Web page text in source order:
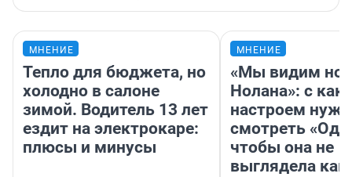
МНЕНИЕ
Тепло для бюджета, но
холодно в салоне
зимой. Водитель 13 лет
ездит на электрокаре:
плюсы и минусы
МНЕНИЕ
«Мы видим
Нолана»: с
настроем
смотреть
чтобы она не
выглядела как